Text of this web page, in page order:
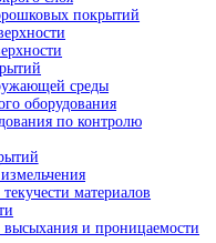
радиографа
пленки
панорамного и
опасности